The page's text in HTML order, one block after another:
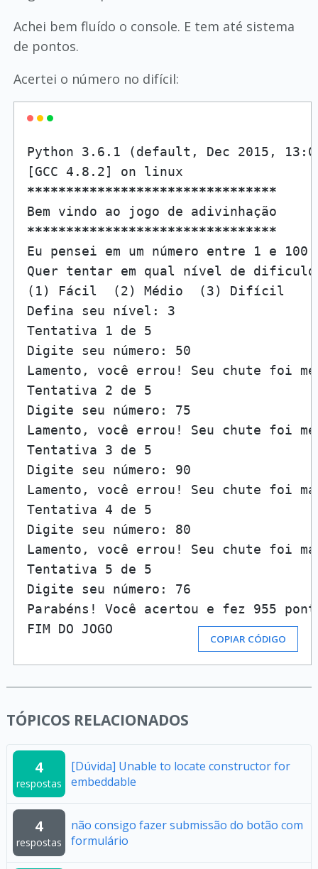
Achei bem fluído o console. E tem até sistema
de pontos.
Acertei o número no difícil:
Python 3.6.1 (default, Dec 2015,
********************************
********************************
Eu pensei em um número entre 1 e
Quer tentar em qual nível de
(1) Fácil  (2) Médio  (3) Difícil
Defina seu nível: 3
Tentativa 1 de 5
Digite seu número: 50
Lamento, você errou! Seu chute foi
Tentativa 2 de 5
Digite seu número: 75
Lamento, você errou! Seu chute foi
Tentativa 3 de 5
Digite seu número: 90
Lamento, você errou! Seu chute foi
Tentativa 4 de 5
Digite seu número: 80
Lamento, você errou! Seu chute foi
Tentativa 5 de 5
Digite seu número: 76
Parabéns! Você acertou e fez 955
FIM DO JOGO
COPIAR CÓDIGO
TÓPICOS RELACIONADOS
4
respostas
[Dúvida] Unable to locate constructor for
embeddable
4
respostas
não consigo fazer submissão do botão com
formulário